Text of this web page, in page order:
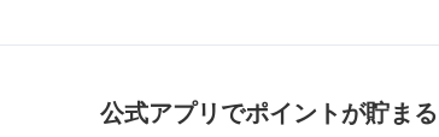
公式アプリでポイントが貯まる